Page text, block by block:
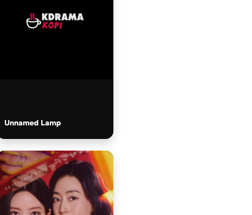
Unnamed Lamp